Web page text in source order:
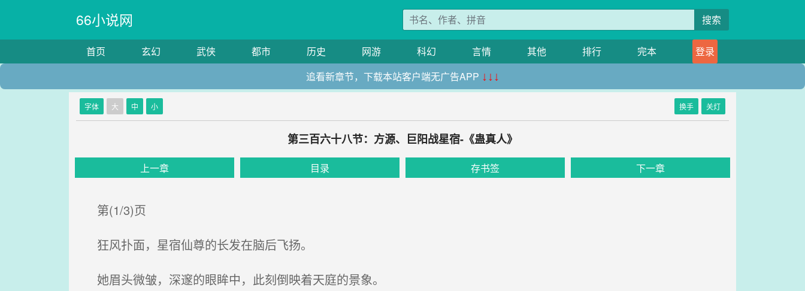
66小说网 搜索
首页 玄幻 武侠 都市 历史 网游 科幻 言情 其他 排行 完本
登录
追看新章节，下载本站客户端无广告APP ↓↓↓
字体 大 中 小 换手 关灯
第三百六十八节：方源、巨阳战星宿-《蛊真人》
上一章 目录 存书签 下一章
第(1/3)页
狂风扑面，星宿仙尊的长发在脑后飞扬。
她眉头微皱，深邃的眼眸中，此刻倒映着天庭的景象。